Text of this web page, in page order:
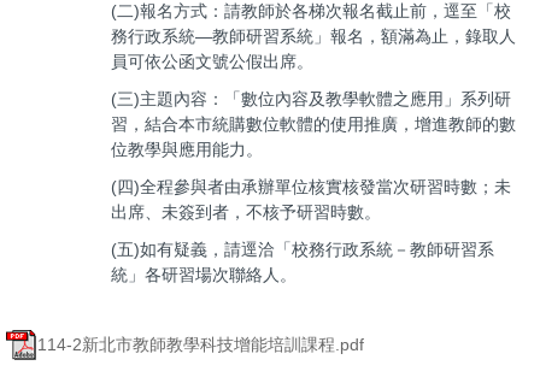
(二)報名方式：請教師於各梯次報名截止前，逕至「校
務行政系統—教師研習系統」報名，額滿為止，錄取人
員可依公函文號公假出席。
(三)主題內容：「數位內容及教學軟體之應用」系列研
習，結合本市統購數位軟體的使用推廣，增進教師的數
位教學與應用能力。
(四)全程參與者由承辦單位核實核發當次研習時數；未
出席、未簽到者，不核予研習時數。
(五)如有疑義，請逕洽「校務行政系統－教師研習系
統」各研習場次聯絡人。
114-2新北市教師教學科技增能培訓課程.pdf